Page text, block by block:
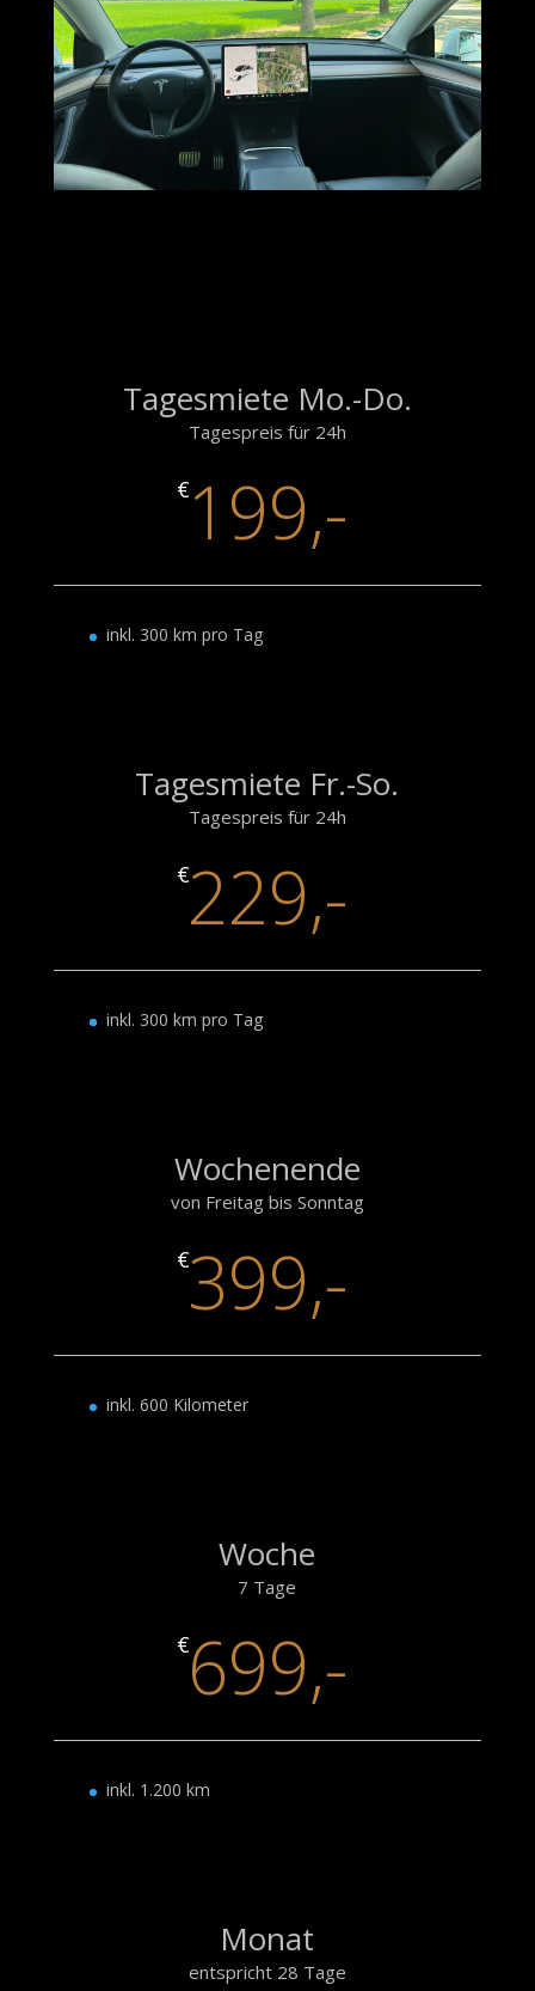
Tagesmiete Mo.-Do.
Tagespreis für 24h
€199,-
inkl. 300 km pro Tag
Tagesmiete Fr.-So.
Tagespreis für 24h
€229,-
inkl. 300 km pro Tag
Wochenende
von Freitag bis Sonntag
€399,-
inkl. 600 Kilometer
Woche
7 Tage
€699,-
inkl. 1.200 km
Monat
entspricht 28 Tage